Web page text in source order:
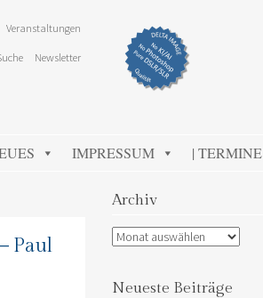
Veranstaltungen
Newsletter
IMPRESSUM | TERMINE
Paul
Archiv
Archiv
Neueste Beiträge